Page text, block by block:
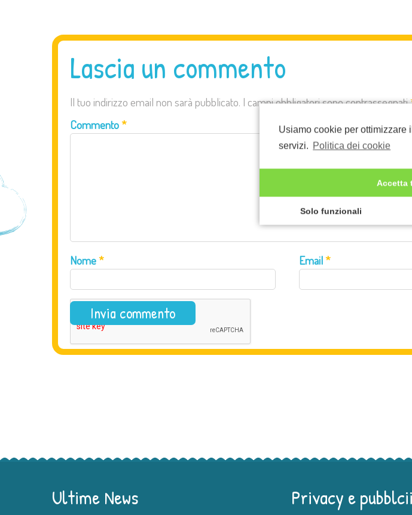
Usiamo cookie per ottimizzare
servizi.
Politica dei cookie
Accetta
Solo funzionali
Lascia un commento
Il tuo indirizzo email non sarà pubblicato. I campi obbligatori sono contrassegnati
Commento*
Nome* Email*
Ultime News Privacy e